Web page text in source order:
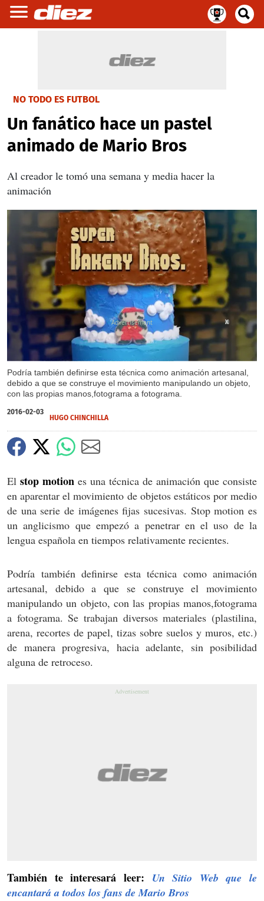
NO TODO ES FUTBOL
Un fanático hace un pastel
animado de Mario Bros
Al creador le tomó una semana y media hacer la
animación
Podría también definirse esta técnica como animación artesanal,
debido a que se construye el movimiento manipulando un objeto,
con las propias manos,fotograma a fotograma.
X
2016-02-03
HUGO CHINCHILLA
El stop motion es una técnica de animación que consiste
en aparentar el movimiento de objetos estáticos por medio
de una serie de imágenes fijas sucesivas. Stop motion es
un anglicismo que empezó a penetrar en el uso de la
lengua española en tiempos relativamente recientes.
Podría también definirse esta técnica como animación
artesanal, debido a que se construye el movimiento
manipulando un objeto, con las propias manos,fotograma
a fotograma. Se trabajan diversos materiales (plastilina,
arena, recortes de papel, tizas sobre suelos y muros, etc.)
de manera progresiva, hacia adelante, sin posibilidad
alguna de retroceso.
También te interesará leer: Un Sitio Web que le
encantará a todos los fans de Mario Bros